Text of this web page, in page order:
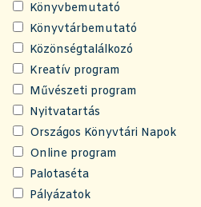
Könyvbemutató
Könyvtárbemutató
Közönségtalálkozó
Kreatív program
Művészeti program
Nyitvatartás
Országos Könyvtári Napok
Online program
Palotaséta
Pályázatok